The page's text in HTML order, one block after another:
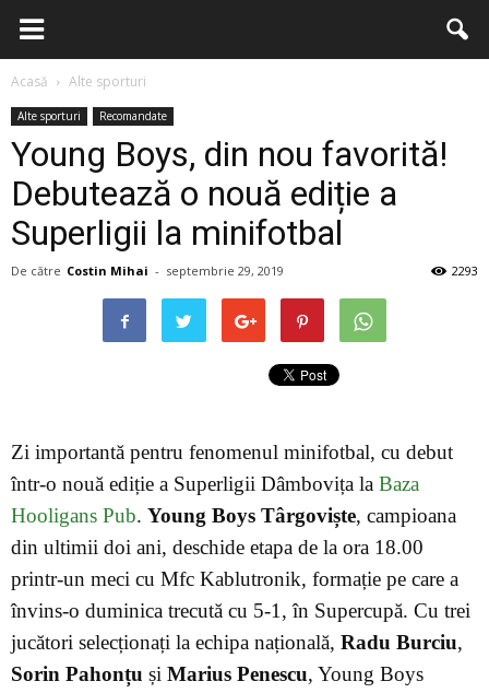
Acasă Alte sporturi
Alte sporturi Recomandate
Young Boys, din nou favorită!
Debutează o nouă ediție a
Superligii la minifotbal
De către Costin Mihai - septembrie 29, 2019 2293
Zi importantă pentru fenomenul minifotbal, cu debut
într-o nouă ediție a Superligii Dâmbovița la Baza
Hooligans Pub. Young Boys Târgoviște, campioana
din ultimii doi ani, deschide etapa de la ora 18.00
printr-un meci cu Mfc Kablutronik, formație pe care a
învins-o duminica trecută cu 5-1, în Supercupă. Cu trei
jucători selecționați la echipa națională, Radu Burciu,
Sorin Pahonțu și Marius Penescu, Young Boys